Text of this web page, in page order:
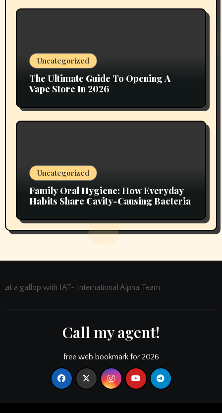
Uncategorized
The Ultimate Guide To Opening A
Vape Store In 2026
Uncategorized
Family Oral Hygiene: How Everyday
Habits Share Cavity-Causing Bacteria
at a gallop with IAT- International Alpha Team
Call my agent!
free web bookmark for 2026